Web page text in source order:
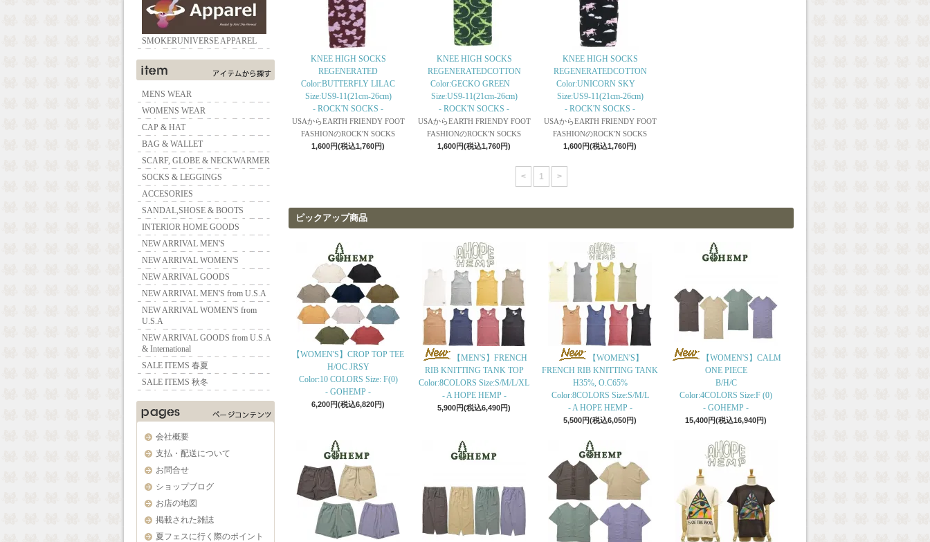
SMOKERUNIVERSE APPAREL
MENS WEAR
WOMENS WEAR
CAP & HAT
BAG & WALLET
SCARF, GLOBE & NECKWARMER
SOCKS & LEGGINGS
ACCESORIES
SANDAL,SHOSE & BOOTS
INTERIOR HOME GOODS
NEW ARRIVAL MEN'S
NEW ARRIVAL WOMEN'S
NEW ARRIVAL GOODS
NEW ARRIVAL MEN'S from U.S.A
NEW ARRIVAL WOMEN'S from
U.S.A
NEW ARRIVAL GOODS from U.S.A
& International
SALE ITEMS 春夏
SALE ITEMS 秋冬
会社概要
支払・配送について
お問合せ
ショップブログ
お店の地図
掲載された雑誌
夏フェスに行く際のポイント
KNEE HIGH SOCKS
REGENERATED
Color:BUTTERFLY LILAC
Size:US9-11(21cm-26cm)
- ROCK'N SOCKS -
USAからEARTH FRIENDY FOOT
FASHIONのROCK'N SOCKS
1,600円(税込1,760円)
KNEE HIGH SOCKS
REGENERATEDCOTTON
Color:GECKO GREEN
Size:US9-11(21cm-26cm)
- ROCK'N SOCKS -
USAからEARTH FRIENDY FOOT
FASHIONのROCK'N SOCKS
1,600円(税込1,760円)
KNEE HIGH SOCKS
REGENERATEDCOTTON
Color:UNICORN SKY
Size:US9-11(21cm-26cm)
- ROCK'N SOCKS -
USAからEARTH FRIENDY FOOT
FASHIONのROCK'N SOCKS
1,600円(税込1,760円)
< 1 >
ピックアップ商品
【WOMEN'S】CROP TOP TEE
H/OC JRSY
Color:10 COLORS Size: F(0)
- GOHEMP -
6,200円(税込6,820円)
【MEN'S】FRENCH
RIB KNITTING TANK TOP
Color:8COLORS Size:S/M/L/XL
- A HOPE HEMP -
5,900円(税込6,490円)
【WOMEN'S】
FRENCH RIB KNITTING TANK
H35%, O.C65%
Color:8COLORS Size:S/M/L
- A HOPE HEMP -
5,500円(税込6,050円)
【WOMEN'S】CALM
ONE PIECE
B/H/C
Color:4COLORS Size:F (0)
- GOHEMP -
15,400円(税込16,940円)